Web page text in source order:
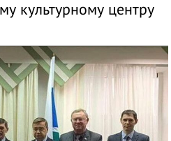
культурному центру